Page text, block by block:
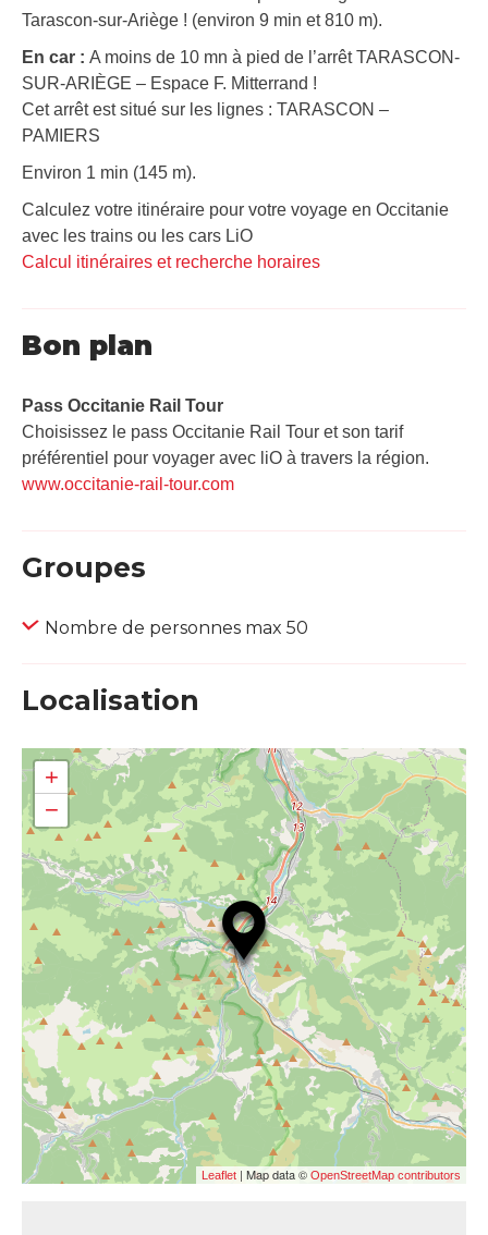
Tarascon-sur-Ariège ! (environ 9 min et 810 m).
En car : A moins de 10 mn à pied de l’arrêt TARASCON-
SUR-ARIÈGE – Espace F. Mitterrand !
Cet arrêt est situé sur les lignes : TARASCON –
PAMIERS
Environ 1 min (145 m).
Calculez votre itinéraire pour votre voyage en Occitanie
avec les trains ou les cars LiO
Calcul itinéraires et recherche horaires
Bon plan
Pass Occitanie Rail Tour​
Choisissez le pass Occitanie Rail Tour et son tarif
préférentiel pour voyager avec liO à travers la région.
www.occitanie-rail-tour.com
Groupes
Nombre de personnes max 50
Localisation
+
−
Leaflet | Map data © OpenStreetMap contributors